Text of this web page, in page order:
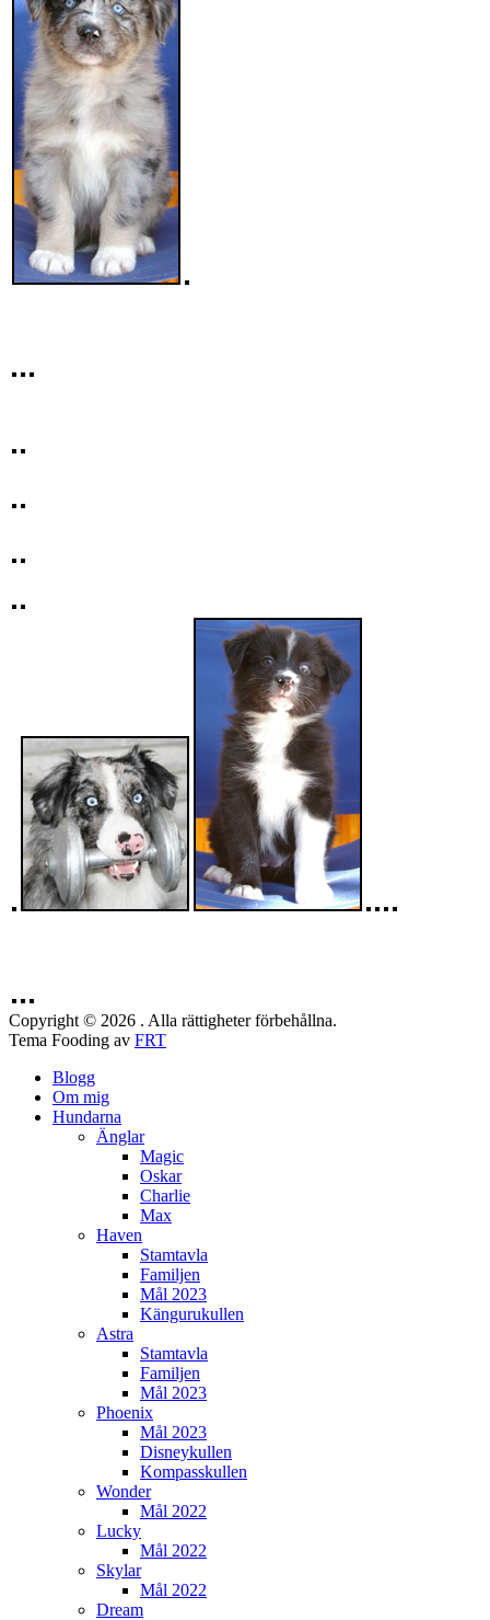
Copyright © 2026 . Alla rättigheter förbehållna.
Tema Fooding av FRT
Blogg
Om mig
Hundarna
Änglar
Magic
Oskar
Charlie
Max
Haven
Stamtavla
Familjen
Mål 2023
Kängurukullen
Astra
Stamtavla
Familjen
Mål 2023
Phoenix
Mål 2023
Disneykullen
Kompasskullen
Wonder
Mål 2022
Lucky
Mål 2022
Skylar
Mål 2022
Dream